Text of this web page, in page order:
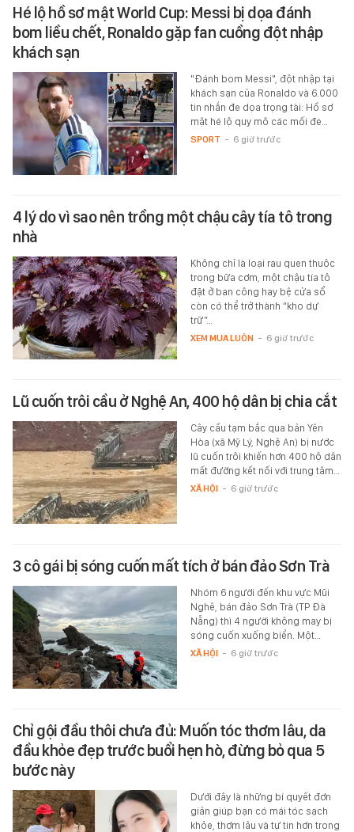
Hé lộ hồ sơ mật World Cup: Messi bị dọa đánh
bom liều chết, Ronaldo gặp fan cuồng đột nhập
khách sạn
"Đánh bom Messi", đột nhập tại
khách sạn của Ronaldo và 6.000
tin nhắn đe dọa trọng tài: Hồ sơ
mật hé lộ quy mô các mối đe…
SPORT - 6 giờ trước
4 lý do vì sao nên trồng một chậu cây tía tô trong
nhà
Không chỉ là loại rau quen thuộc
trong bữa cơm, một chậu tía tô
đặt ở ban công hay bệ cửa sổ
còn có thể trở thành “kho dự
trữ”…
XEM MUA LUÔN - 6 giờ trước
Lũ cuốn trôi cầu ở Nghệ An, 400 hộ dân bị chia cắt
Cây cầu tạm bắc qua bản Yên
Hòa (xã Mỹ Lý, Nghệ An) bị nước
lũ cuốn trôi khiến hơn 400 hộ dân
mất đường kết nối với trung tâm…
XÃ HỘI - 6 giờ trước
3 cô gái bị sóng cuốn mất tích ở bán đảo Sơn Trà
Nhóm 6 người đến khu vực Mũi
Nghê, bán đảo Sơn Trà (TP Đà
Nẵng) thì 4 người không may bị
sóng cuốn xuống biển. Một…
XÃ HỘI - 6 giờ trước
Chỉ gội đầu thôi chưa đủ: Muốn tóc thơm lâu, da
đầu khỏe đẹp trước buổi hẹn hò, đừng bỏ qua 5
bước này
Dưới đây là những bí quyết đơn
giản giúp bạn có mái tóc sạch
khỏe, thơm lâu và tự tin hơn trong